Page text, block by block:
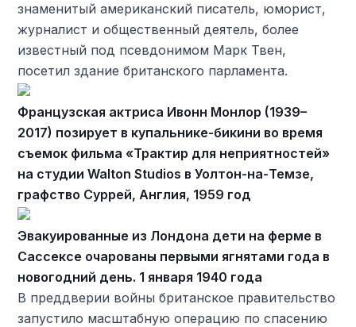
знаменитый американский писатель, юморист,
журналист и общественный деятель, более
известный под псевдонимом Марк Твен,
посетил здание британского парламента.
Французская актриса Ивонн Монлор (1939–
2017) позирует в купальнике-бикини во время
съемок фильма «Трактир для неприятностей»
на студии Walton Studios в Уолтон-на-Темзе,
графство Суррей, Англия, 1959 год
Эвакуированные из Лондона дети на ферме в
Сассексе очарованы первыми ягнятами года в
новогодний день. 1 января 1940 года
В преддверии войны британское правительство
запустило масштабную операцию по спасению